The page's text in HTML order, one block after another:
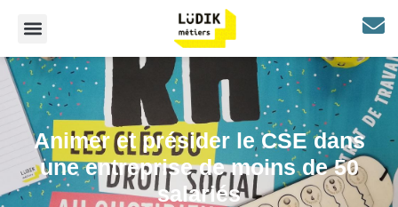
Animer et présider le CSE dans
une entreprise de moins de 50
salariés